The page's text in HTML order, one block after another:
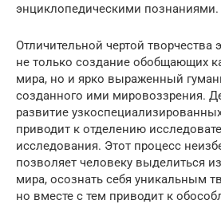
энциклопедическими познаниями.
Отличительной чертой творчества
не только создание обобщающих
мира, но и ярко выраженный
созданного ими мировоззрения.
развитие
приводит к отделению
исследования. Этот процесс
позволяет человеку выделиться
мира, осознать себя уникальным
но вместе с тем приводит к